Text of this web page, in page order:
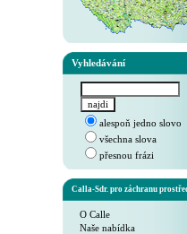
Vyhledávání
alespoň jedno slovo
všechna slova
přesnou frázi
Calla-Sdr. pro záchranu
O Calle
Naše nabídka